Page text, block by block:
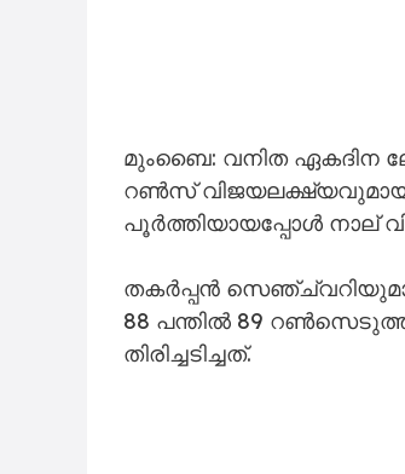
മുംബൈ: വനിത ഏകദിന
റൺസ്
പൂർത്തിയായപ്പോൾ നാല്
തകർപ്പൻ
88 പന്തിൽ 89
തിരിച്ചടിച്ചത്.